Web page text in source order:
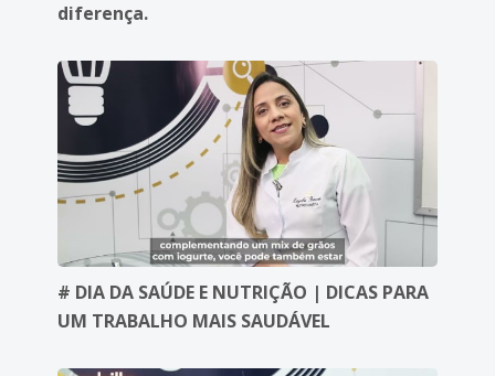
diferença.
# DIA DA SAÚDE E NUTRIÇÃO | DICAS PARA
UM TRABALHO MAIS SAUDÁVEL